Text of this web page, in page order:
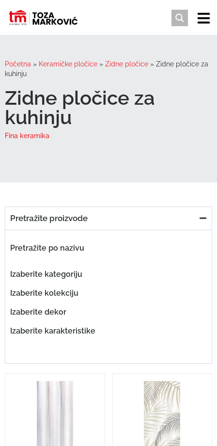
Početna » Keramičke pločice » Zidne pločice » Zidne pločice za
kuhinju
Zidne pločice za
kuhinju
Fina keramika
Pretražite proizvode
Pretražite po nazivu
Izaberite kategoriju
Izaberite kolekciju
Izaberite dekor
Izaberite karakteristike